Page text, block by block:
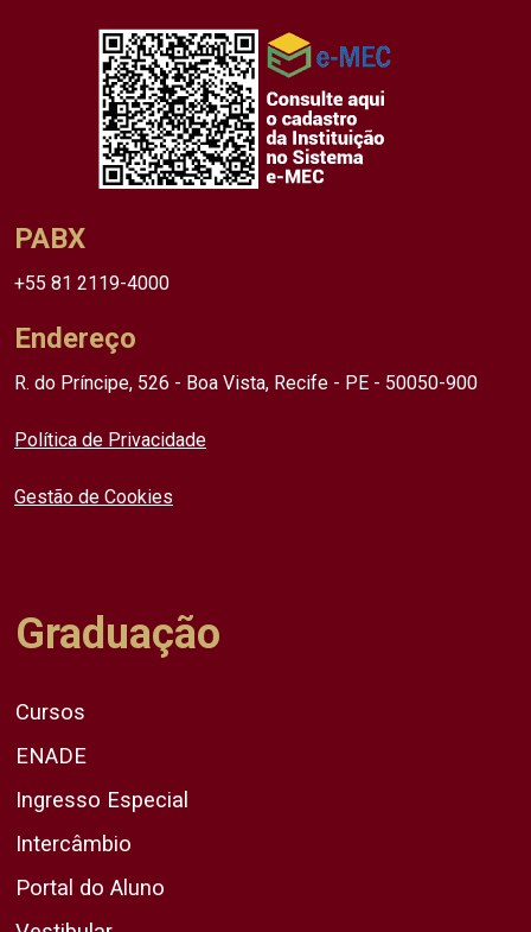
PABX
+55 81 2119-4000
Endereço
R. do Príncipe, 526 - Boa Vista, Recife - PE - 50050-900
Política de Privacidade
Gestão de Cookies
Graduação
Cursos
ENADE
Ingresso Especial
Intercâmbio
Portal do Aluno